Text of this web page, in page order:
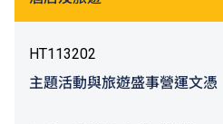
HT113202
主題活動與旅遊盛事營運文憑